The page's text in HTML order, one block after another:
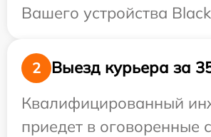
Вашего устройства
2
Выезд курьера за
Квалифицированный
приедет в оговоренные